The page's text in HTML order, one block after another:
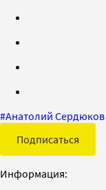
#Анатолий Сердюков
Подписаться
Информация: